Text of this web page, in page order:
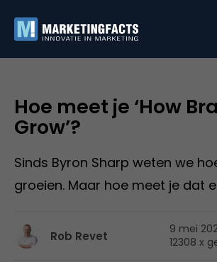
Hoe meet je ‘How
Grow’?
Sinds Byron Sharp weten we
groeien. Maar hoe meet je dat
Rob Revet
9 mei
12308 x